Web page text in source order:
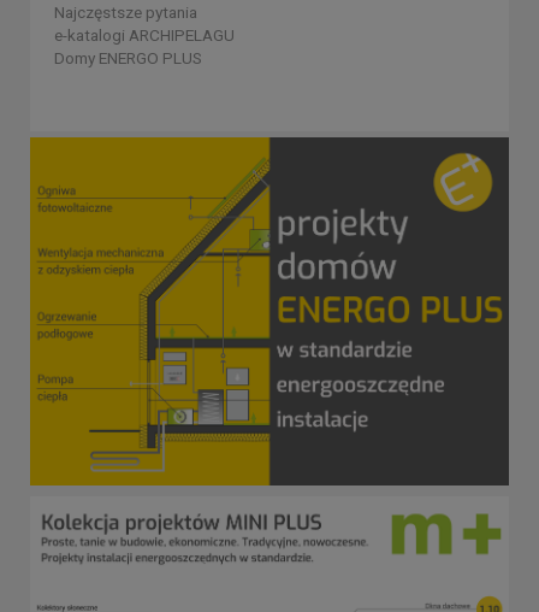
Najczęstsze pytania
e-katalogi ARCHIPELAGU
Domy ENERGO PLUS